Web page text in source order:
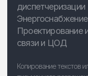
диспетчеризации
Энергоснабжение
Проектирование
связи и ЦОД
Копирование текстов